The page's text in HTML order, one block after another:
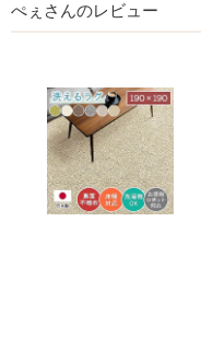
ぺぇさんのレビュー